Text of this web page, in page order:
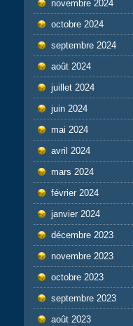
novembre 2024
octobre 2024
septembre 2024
août 2024
juillet 2024
juin 2024
mai 2024
avril 2024
mars 2024
février 2024
janvier 2024
décembre 2023
novembre 2023
octobre 2023
septembre 2023
août 2023